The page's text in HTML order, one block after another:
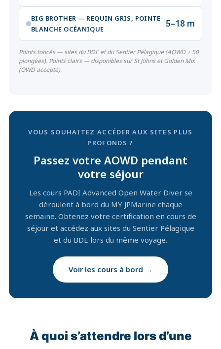
BIG BROTHER — REQUIN GRIS, POINTE
BLANCHE OCÉANIQUE
5–18 m
Points foncés — sites du BDE et du Sentier Pélagique (AOWD + 50
plongées). Points clairs — disponibles sur St Johns et Golden Mix
(OWD accepté).
VOUS SOUHAITEZ ACCÉDER AUX SITES PLUS
PROFONDS ?
Passez votre AOWD pendant
votre séjour
Les cours PADI Advanced Open Water Diver se
déroulent à bord du MY JPMarine chaque
semaine. Obtenez votre certification en cours de
séjour et accédez aux sites du Sentier Pélagique
et du BDE lors du même voyage.
Voir les cours à bord →
À quoi s’attendre lors d’une